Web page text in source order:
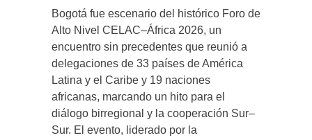
Bogotá fue escenario del histórico Foro de
Alto Nivel CELAC–África 2026, un
encuentro sin precedentes que reunió a
delegaciones de 33 países de América
Latina y el Caribe y 19 naciones
africanas, marcando un hito para el
diálogo birregional y la cooperación Sur–
Sur. El evento, liderado por la